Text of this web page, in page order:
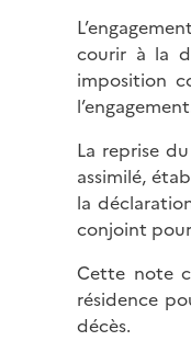
courir à la
imposition
La reprise
assimilé,
la
conjoint
Cette note
résidence
décès.